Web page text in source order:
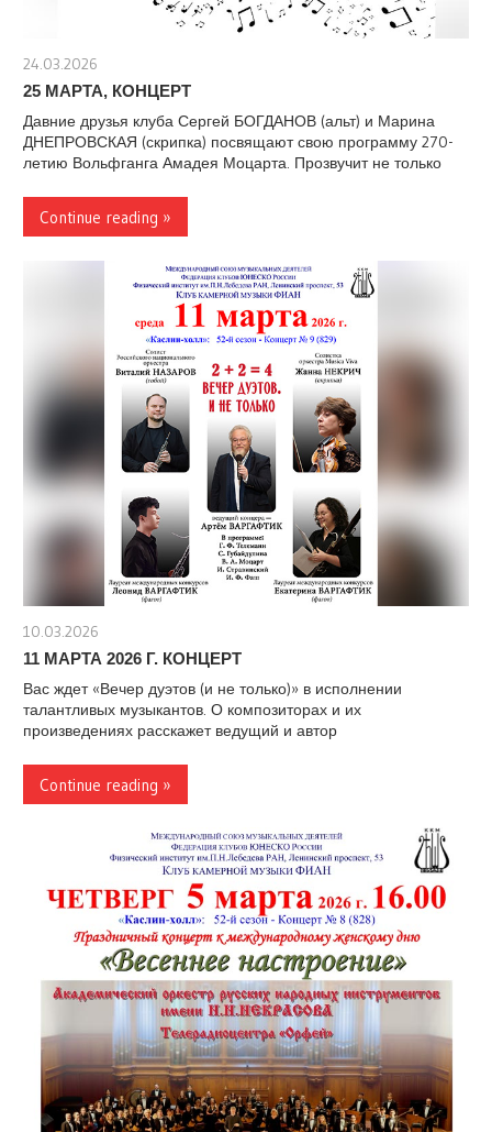
24.03.2026
25 МАРТА, КОНЦЕРТ
Давние друзья клуба Сергей БОГДАНОВ (альт) и Марина
ДНЕПРОВСКАЯ (скрипка) посвящают свою программу 270-
летию Вольфганга Амадея Моцарта. Прозвучит не только
Continue reading »
10.03.2026
11 МАРТА 2026 Г. КОНЦЕРТ
Вас ждет «Вечер дуэтов (и не только)» в исполнении
талантливых музыкантов. О композиторах и их
произведениях расскажет ведущий и автор
Continue reading »